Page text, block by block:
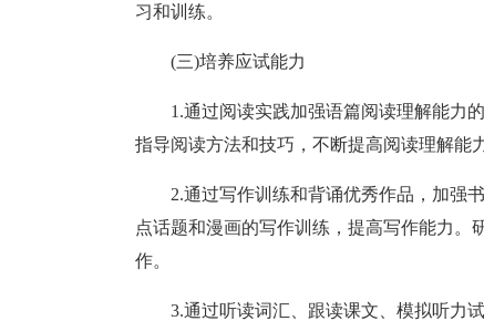
习和训练。
(三)培养应试能力
1.通过阅读实践加强语篇阅读理解能力
指导阅读方法和技巧，不断提高阅读理解能力
2.通过写作训练和背诵优秀作品，加强
点话题和漫画的写作训练，提高写作能力。
作。
3.通过听读词汇、跟读课文、模拟听力